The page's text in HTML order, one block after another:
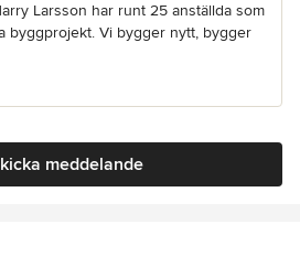
Larsson har runt 25 anställda som
byggprojekt. Vi bygger nytt, bygger
meddelande